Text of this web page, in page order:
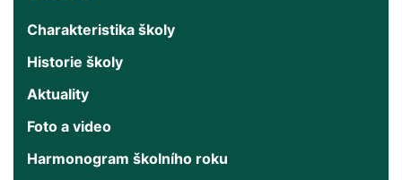
Charakteristika školy
Historie školy
Aktuality
Foto a video
Harmonogram školního roku